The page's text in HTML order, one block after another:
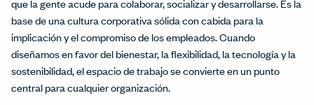
base de una cultura corporativa sólida con cabida para la
implicación y el compromiso de los empleados. Cuando
diseñamos en favor del bienestar, la flexibilidad, la tecnología y la
sostenibilidad, el espacio de trabajo se convierte en un punto
central para cualquier organización.